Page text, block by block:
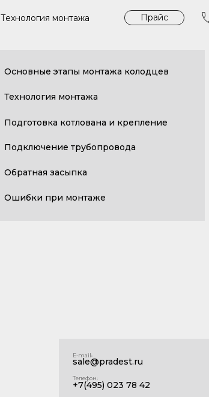
Прайс
Технология монтажа
Технология монтажа
Основные этапы монтажа колодцев
Подготовка котлована и крепление
Обратная засыпка
Ошибки при монтаже
Подключение трубопровода
sale@pradest.ru
E‑mail꞉
+7(495) 023 78 42
Телефон꞉